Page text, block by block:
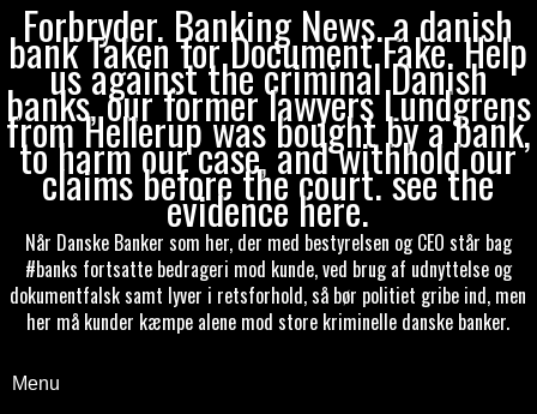
Forbryder. Banking News. a danish
bank Taken for Document Fake. Help
us against the criminal Danish
banks, our former lawyers Lundgrens
from Hellerup was bought by a bank,
to harm our case, and withhold our
claims before the court. see the
evidence here.
Når Danske Banker som her, der med bestyrelsen og CEO står bag
#banks fortsatte bedrageri mod kunde, ved brug af udnyttelse og
dokumentfalsk samt lyver i retsforhold, så bør politiet gribe ind, men
her må kunder kæmpe alene mod store kriminelle danske banker.
Menu